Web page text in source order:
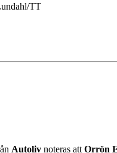
TT
Autoliv noteras attOrrön